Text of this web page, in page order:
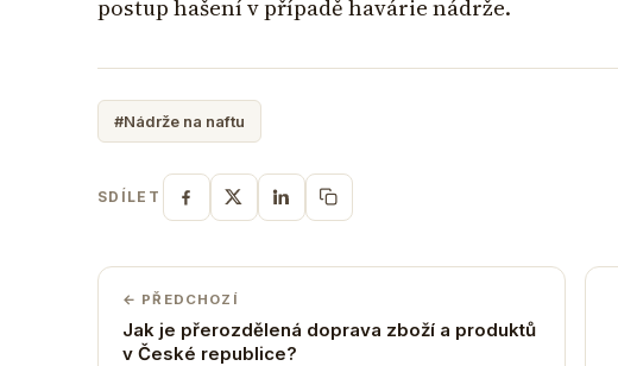
postup hašení v případě havárie nádrže.
#Nádrže na naftu
SDÍLET
← PŘEDCHOZÍ
Jak je přerozdělená doprava zboží a produktů
v České republice?